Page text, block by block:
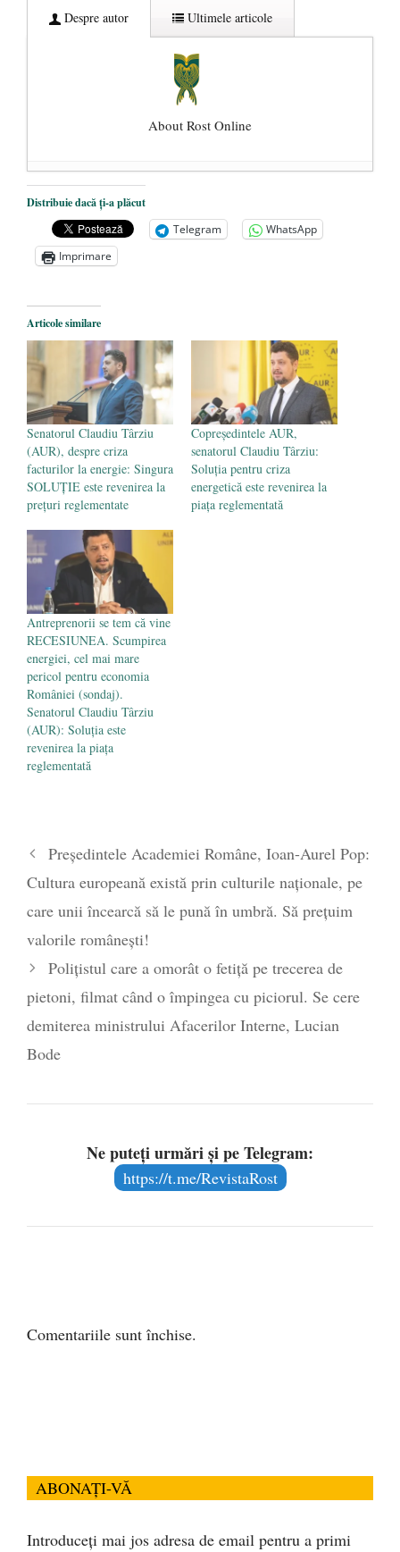
Despre autor Ultimele articole
About Rost Online
Dezvăluiri cutremurătoare despre
președintele Ucrainei, Volodymyr
Zelensky
- 13 mai 2026
Statul care servește Națiunea
Legea Vexler produce efecte. Bustul
poetului Octavian Goga, înlăturat din Iași
- 16 aprilie 2026
Distribuie dacă ți-a plăcut
Telegram
WhatsApp
Imprimare
Articole similare
Senatorul Claudiu Târziu
(AUR), despre criza
facturilor la energie: Singura
SOLUȚIE este revenirea la
prețuri reglementate
Copreședintele AUR,
senatorul Claudiu Târziu:
Soluţia pentru criza
energetică este revenirea la
piaţa reglementată
Antreprenorii se tem că vine
RECESIUNEA. Scumpirea
energiei, cel mai mare
pericol pentru economia
României (sondaj).
Senatorul Claudiu Târziu
(AUR): Soluția este
revenirea la piața
reglementată
Preşedintele Academiei Române, Ioan-Aurel Pop:
Cultura europeană există prin culturile naţionale, pe
care unii încearcă să le pună în umbră. Să prețuim
valorile românești!
Polițistul care a omorât o fetiță pe trecerea de
pietoni, filmat când o împingea cu piciorul. Se cere
demiterea ministrului Afacerilor Interne, Lucian
Bode
Ne puteți urmări și pe Telegram:
https://t.me/RevistaRost
Comentariile sunt închise.
ABONAȚI-VĂ
Introduceți mai jos adresa de email pentru a primi